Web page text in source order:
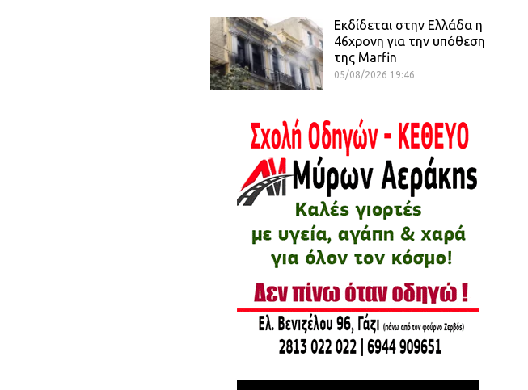
Εκδίδεται στην Ελλάδα η
46χρονη για την υπόθεση
της Marfin
05/08/2026 19:46